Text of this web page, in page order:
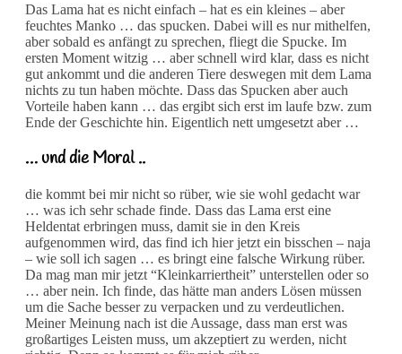
Das Lama hat es nicht einfach – hat es ein kleines – aber
feuchtes Manko … das spucken. Dabei will es nur mithelfen,
aber sobald es anfängt zu sprechen, fliegt die Spucke. Im
ersten Moment witzig … aber schnell wird klar, dass es nicht
gut ankommt und die anderen Tiere deswegen mit dem Lama
nichts zu tun haben möchte. Dass das Spucken aber auch
Vorteile haben kann … das ergibt sich erst im laufe bzw. zum
Ende der Geschichte hin. Eigentlich nett umgesetzt aber …
… und die Moral ..
die kommt bei mir nicht so rüber, wie sie wohl gedacht war
… was ich sehr schade finde. Dass das Lama erst eine
Heldentat erbringen muss, damit sie in den Kreis
aufgenommen wird, das find ich hier jetzt ein bisschen – naja
– wie soll ich sagen … es bringt eine falsche Wirkung rüber.
Da mag man mir jetzt “Kleinkarriertheit” unterstellen oder so
… aber nein. Ich finde, das hätte man anders Lösen müssen
um die Sache besser zu verpacken und zu verdeutlichen.
Meiner Meinung nach ist die Aussage, dass man erst was
großartiges Leisten muss, um akzeptiert zu werden, nicht